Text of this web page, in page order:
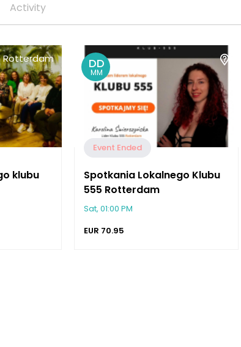
Activity
Rotterdam
klubu
DD
MM
Event Ended
Spotkania Lokalnego Klubu
555 Rotterdam
Sat, 01:00 PM
EUR 70.95